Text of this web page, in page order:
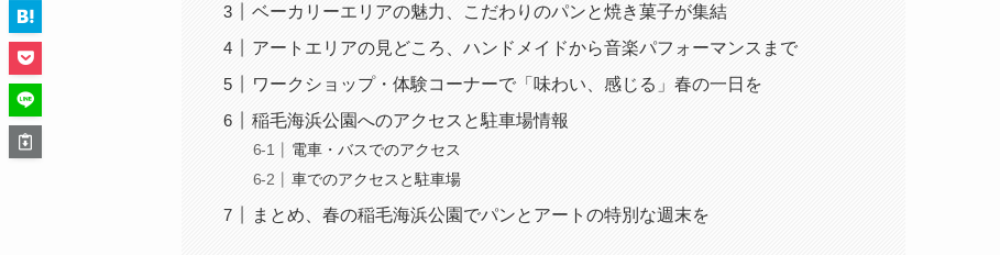
ベーカリーエリアの魅力、こだわりのパンと焼き菓子が集結
アートエリアの見どころ、ハンドメイドから音楽パフォーマンスまで
ワークショップ・体験コーナーで「味わい、感じる」春の一日を
稲毛海浜公園へのアクセスと駐車場情報
電車・バスでのアクセス
車でのアクセスと駐車場
まとめ、春の稲毛海浜公園でパンとアートの特別な週末を